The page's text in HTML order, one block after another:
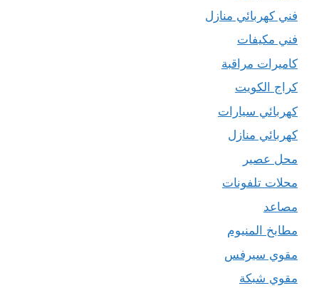
فني كهربائي منازل
فني مكيفات
كاميرات مراقبة
كراج الكويت
كهربائي سيارات
كهربائي منازل
محل عصير
محلات تلفونات
مصاعد
مطابخ المنيوم
مقوي سيرفس
مقوي شبكة